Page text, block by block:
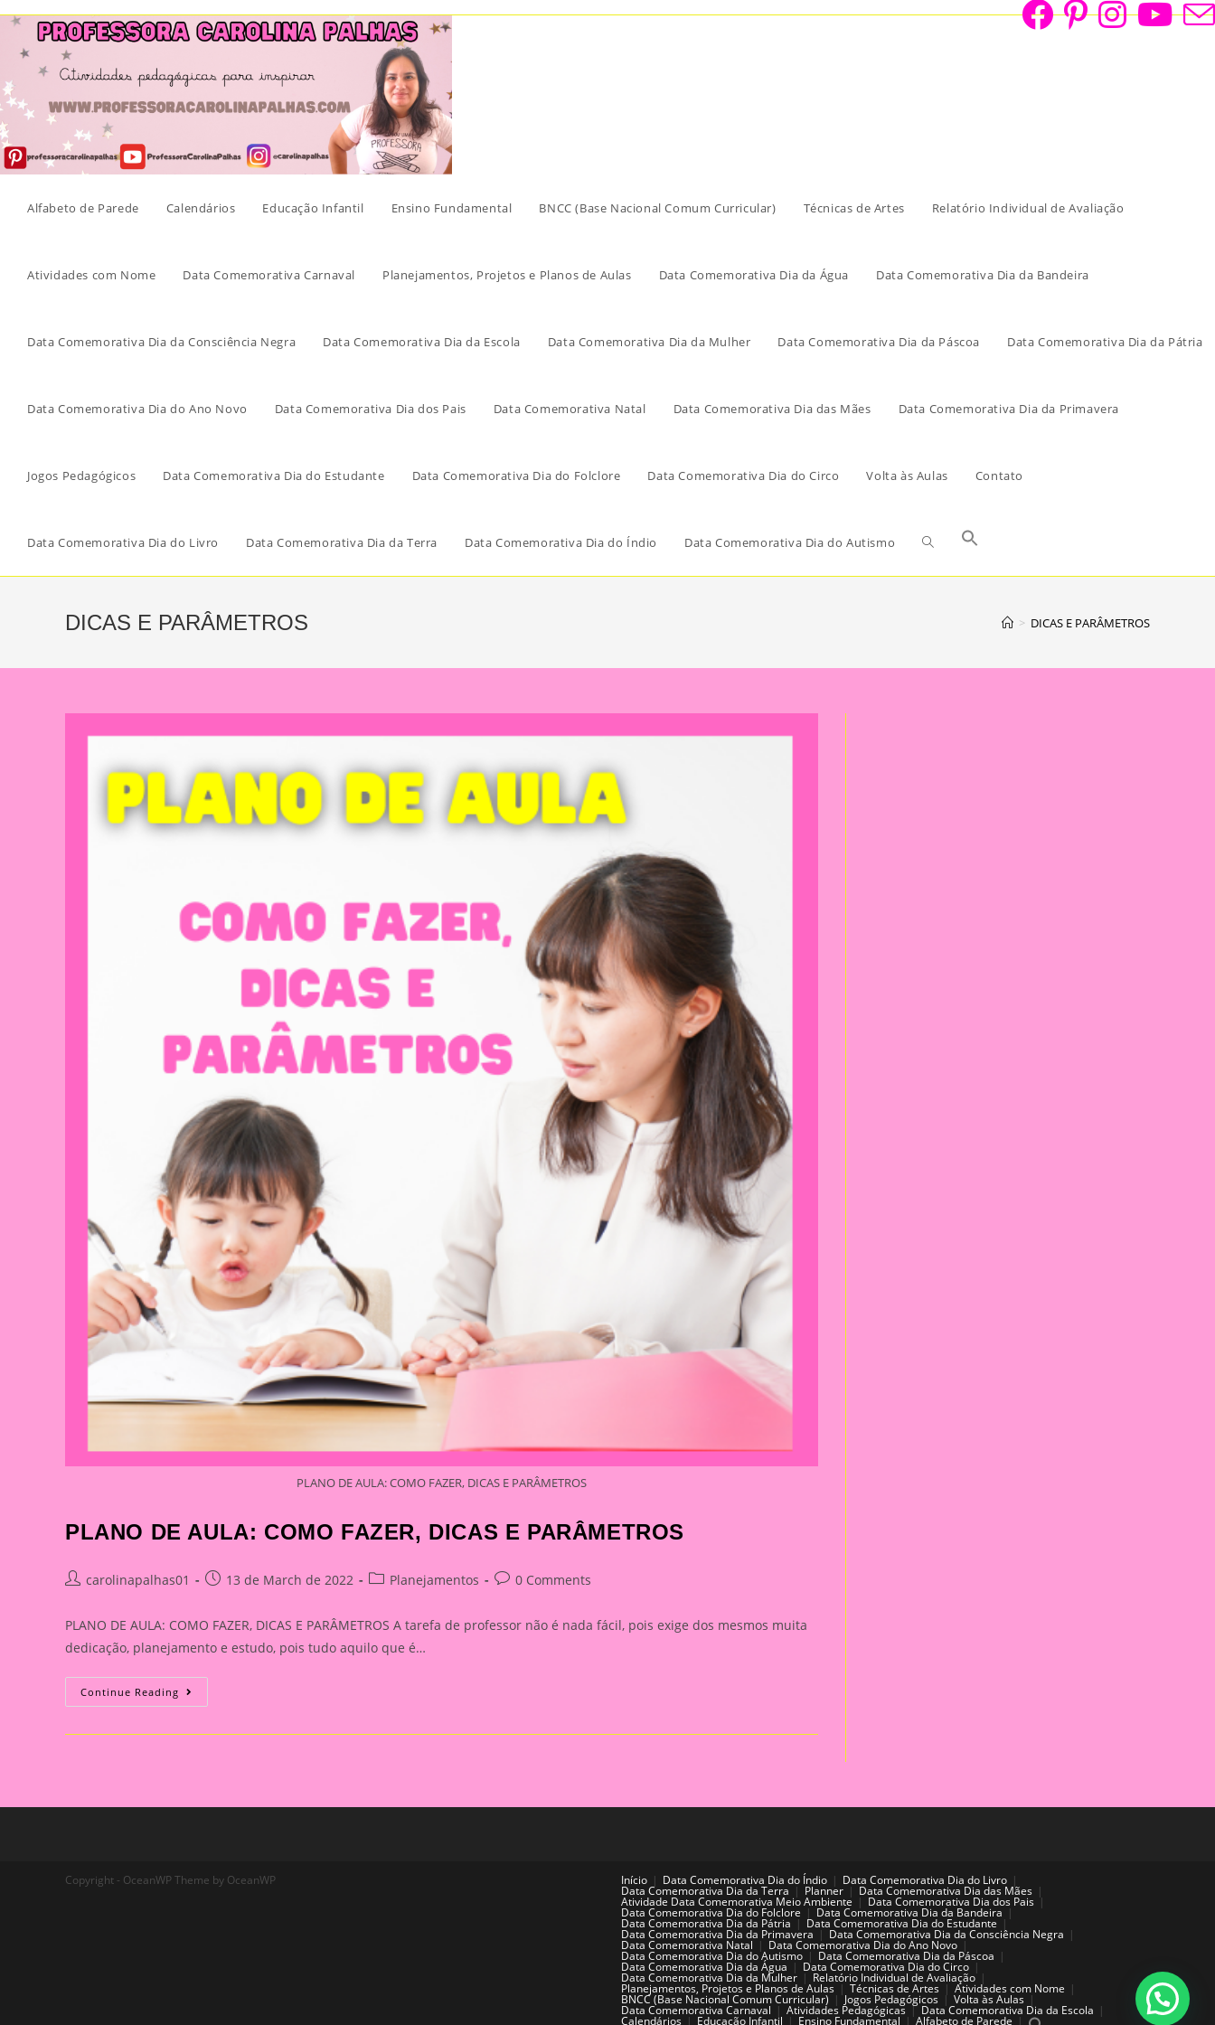
Skip
content
Alfabeto de Parede Calendários Educação Infantil Ensino Fundamental BNCC (Base Nacional Comum Curricular) Técnicas de Artes Relatório Individual de Avaliação
Atividades com Nome Data Comemorativa Carnaval Planejamentos, Projetos e Planos de Aulas Data Comemorativa Dia da Água Data Comemorativa Dia da Bandeira
Data Comemorativa Dia da Consciência Negra Data Comemorativa Dia da Escola Data Comemorativa Dia da Mulher Data Comemorativa Dia da Páscoa Data Comemorativa Dia da Pátria
Data Comemorativa Dia do Ano Novo Data Comemorativa Dia dos Pais Data Comemorativa Natal Data Comemorativa Dia das Mães Data Comemorativa Dia da Primavera
Jogos Pedagógicos Data Comemorativa Dia do Estudante Data Comemorativa Dia do Folclore Data Comemorativa Dia do Circo Volta às Aulas Contato
Data Comemorativa Dia do Livro Data Comemorativa Dia da Terra Data Comemorativa Dia do Índio Data Comemorativa Dia do Autismo
DICAS E PARÂMETROS > DICAS E PARÂMETROS
PLANO DE AULA: COMO FAZER, DICAS E PARÂMETROS
PLANO DE AULA: COMO FAZER, DICAS E PARÂMETROS
Postcarolinapalhas01
Post13 de March de 2022
PostPlanejamentos
Post0 Comments
PLANO DE AULA: COMO FAZER, DICAS E PARÂMETROS A tarefa de professor não é nada fácil, pois exige dos mesmos muita
dedicação, planejamento e estudo, pois tudo aquilo que é…
Continue Reading PLANO
DE
Início Data Comemorativa Dia do Índio Data Comemorativa Dia do Livro
Data Comemorativa Dia da Terra Planner Data Comemorativa Dia das Mães
Atividade Data Comemorativa Meio Ambiente Data Comemorativa Dia dos Pais
Data Comemorativa Dia do Folclore Data Comemorativa Dia da Bandeira
Data Comemorativa Dia da Pátria Data Comemorativa Dia do Estudante
Data Comemorativa Dia da Primavera Data Comemorativa Dia da Consciência Negra
Data Comemorativa Natal Data Comemorativa Dia do Ano Novo
Data Comemorativa Dia do Autismo Data Comemorativa Dia da Páscoa
Data Comemorativa Dia da Água Data Comemorativa Dia do Circo
Data Comemorativa Dia da Mulher Relatório Individual de Avaliação
Planejamentos, Projetos e Planos de Aulas Técnicas de Artes Atividades com Nome
BNCC (Base Nacional Comum Curricular) Jogos Pedagógicos Volta às Aulas
Data Comemorativa Carnaval Atividades Pedagógicas Data Comemorativa Dia da Escola
Calendários Educação Infantil Ensino Fundamental Alfabeto de Parede
Copyright - OceanWP Theme by OceanWP